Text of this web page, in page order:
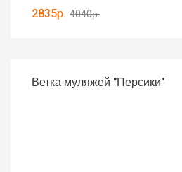
2835р. 4040р.
Ветка муляжей "Персики"